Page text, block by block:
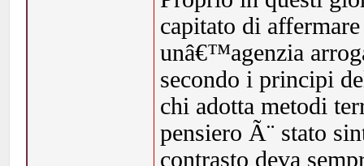
capitato di
unâ€™agenzia
secondo i principi
chi adotta metodi
pensiero Ã¨ stato
contrasto deva